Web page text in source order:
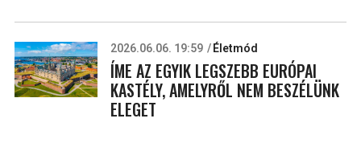
2026.06.06. 19:59 Életmód
ÍME AZ EGYIK LEGSZEBB EURÓPAI
KASTÉLY, AMELYRŐL NEM BESZÉLÜNK
ELEGET